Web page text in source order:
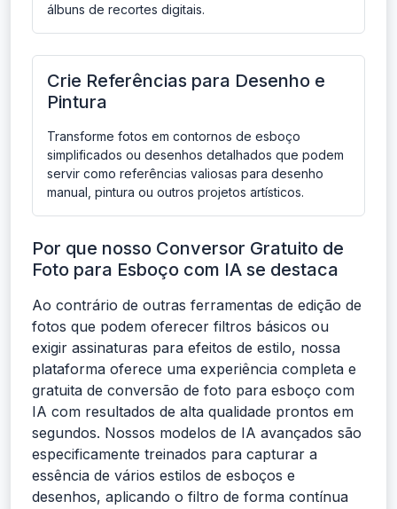
álbuns de recortes digitais.
Crie Referências para Desenho e
Pintura
Transforme fotos em contornos de esboço
simplificados ou desenhos detalhados que podem
servir como referências valiosas para desenho
manual, pintura ou outros projetos artísticos.
Por que nosso Conversor Gratuito de
Foto para Esboço com IA se destaca
Ao contrário de outras ferramentas de edição de
fotos que podem oferecer filtros básicos ou
exigir assinaturas para efeitos de estilo, nossa
plataforma oferece uma experiência completa e
gratuita de conversão de foto para esboço com
IA com resultados de alta qualidade prontos em
segundos. Nossos modelos de IA avançados são
especificamente treinados para capturar a
essência de vários estilos de esboços e
desenhos, aplicando o filtro de forma contínua